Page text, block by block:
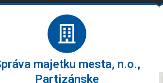
majetku mesta, n.o.,
Partizánske